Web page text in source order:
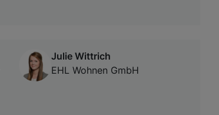
Julie Wittrich
EHL Wohnen GmbH